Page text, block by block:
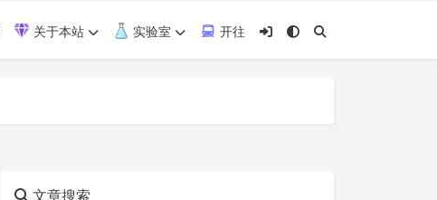
关于本站 实验室
开往
文章搜索